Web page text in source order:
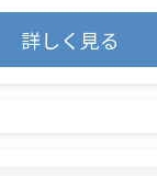
詳しく見る